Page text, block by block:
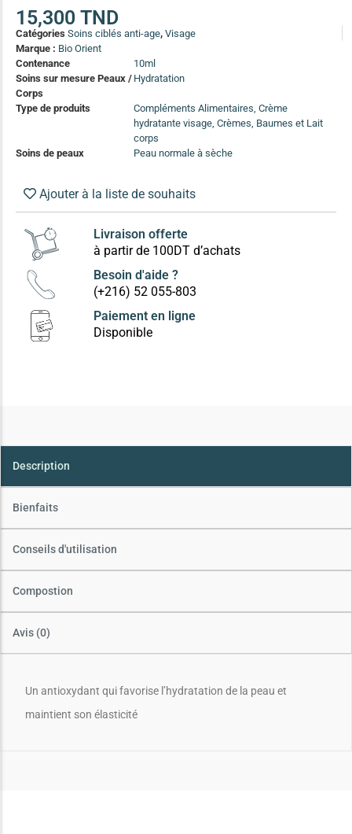
(13)
Soin anti-pelliculaire(12)
Soin pointes cassantes et fourchues
Soins Solaires Ciblés
Pour chaque type de peau, une solution
Soins cibés adultes(67)
Soins ciblé bébé (0-5 ans)
Soins ciblé enfants / adolescent (5-18 ans)
Soins ciblés famille(4)
15,300 TND
Catégories Soins ciblés anti-age, Visage
Marque : Bio Orient
Contenance
10ml
Soins sur mesure Peaux /
Corps
Hydratation
Type de produits
Compléments Alimentaires, Crème
hydratante visage, Crèmes, Baumes et Lait
corps
Soins de peaux
Peau normale à sèche
Ajouter à la liste de souhaits
Livraison offerte
à partir de 100DT d’achats
Besoin d'aide ?
(+216) 52 055-803
Paiement en ligne
Disponible
Compostion
Conseils d'utilisation
Bienfaits
Description
Avis (0)
Un antioxydant qui favorise l’hydratation de la peau et
maintient son élasticité